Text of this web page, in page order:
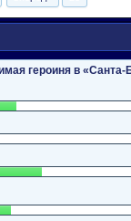
героиня в «Санта-